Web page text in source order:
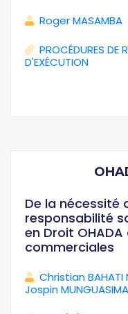
Roger MASAMBA
PROCÉDURES DE
D'EXÉCUTION
De la nécessité
responsabilité
en Droit
commerciales
Christian BAHATI
Jospin